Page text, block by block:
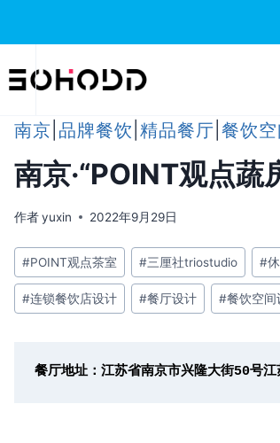
到
南京 品牌餐饮 精品餐厅 餐饮空
南京·“POINT观点蔬
作者yuxin 2022年9月29日
文
章
标
#POINT观点茶室 #三厘社triostudio #
#连锁餐饮店设计 #餐厅设计 #餐饮空间
餐厅地址：江苏省南京市兴隆大街50号